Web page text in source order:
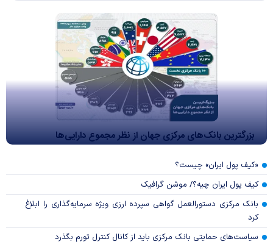
بزرگترین بانک‌های مرکزی جهان از نظر مجموع دارایی‌ها
«کیف پول ایران» چیست؟
کیف پول ایران چیه؟/ موشن گرافیک
بانک مرکزی دستورالعمل گواهی سپرده ارزی ویژه سرمایه‌گذاری را ابلاغ
کرد
سیاست‌های حمایتی بانک مرکزی باید از کانال کنترل تورم بگذرد